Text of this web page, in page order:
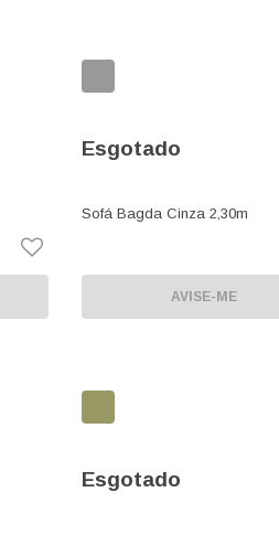
Esgotado
Sofá Bagda Cinza 2,30m
AVISE-ME
Esgotado